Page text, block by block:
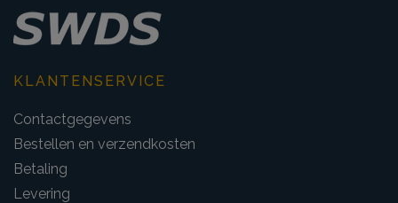
KLANTENSERVICE
Contactgegevens
Bestellen en verzendkosten
Betaling
Levering